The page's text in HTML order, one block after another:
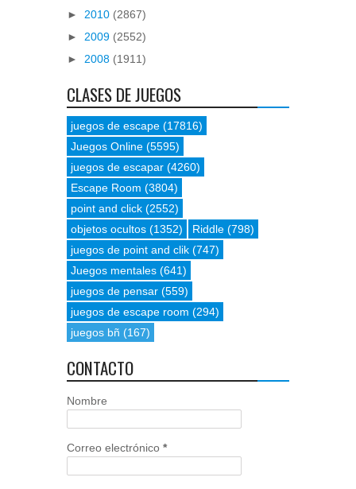
► 2010 (2867)
► 2009 (2552)
► 2008 (1911)
CLASES DE JUEGOS
juegos de escape (17816)
Juegos Online (5595)
juegos de escapar (4260)
Escape Room (3804)
point and click (2552)
objetos ocultos (1352) Riddle (798)
juegos de point and clik (747)
Juegos mentales (641)
juegos de pensar (559)
juegos de escape room (294)
juegos bñ (167)
CONTACTO
Nombre
Correo electrónico *